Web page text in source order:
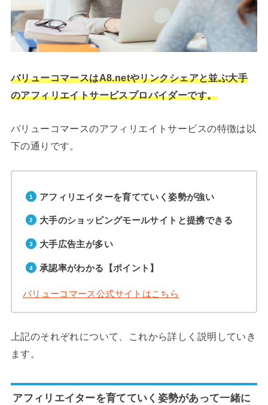
バリューコマースはA8.netやリンクシェアと並ぶ大手
のアフィリエイトサービスプロバイダーです。
バリューコマースのアフィリエイトサービスの特徴は以
下の通りです。
アフィリエイターを育てていく姿勢が強い
大手のショッピングモールサイトと提携できる
大手広告主が多い
承認率がわかる【ポイント】
バリューコマース公式サイトはこちら
上記のそれぞれについて、これから詳しく説明していき
ます。
アフィリエイターを育てていく姿勢があって一緒に